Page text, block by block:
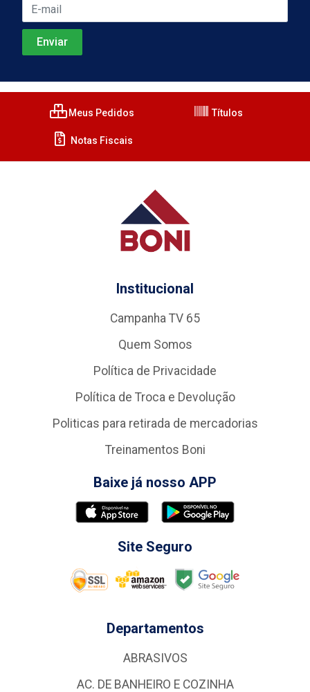
Meus Pedidos Títulos
Notas Fiscais
Institucional
Campanha TV 65
Quem Somos
Política de Privacidade
Política de Troca e Devolução
Politicas para retirada de mercadorias
Treinamentos Boni
Baixe já nosso APP
Site Seguro
Departamentos
ABRASIVOS
AC. DE BANHEIRO E COZINHA